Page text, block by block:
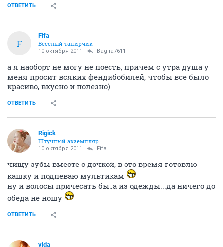
ОТВЕТИТЬ
F
Fifa
Веселый тапирчик
10 октября 2011 Bagira7611
а я наоборт не могу не поесть, причем с утра душа у
меня просит всяких фендибобилей, чтобы все было
красиво, вкусно и полезно)
ОТВЕТИТЬ
Rigick
Штучный экземпляр
10 октября 2011 Fifa
чищу зубы вместе с дочкой, в это время готовлю
кашку и подпеваю мультикам
ну и волосы причесать бы..а из одежды...да ничего до
обеда не ношу
ОТВЕТИТЬ
vida